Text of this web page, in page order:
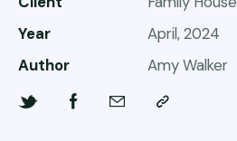
Year
April, 2024
Author
Amy Walker